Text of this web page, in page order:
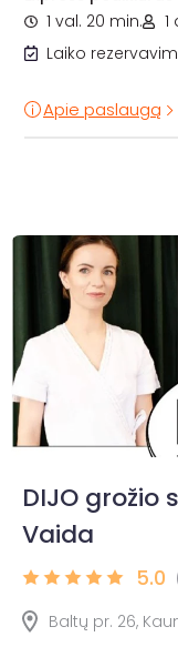
1 val. 20 min.
1
Laiko
Apie paslaugą
DIJO
Vaida
5.0
Baltų pr. 26,